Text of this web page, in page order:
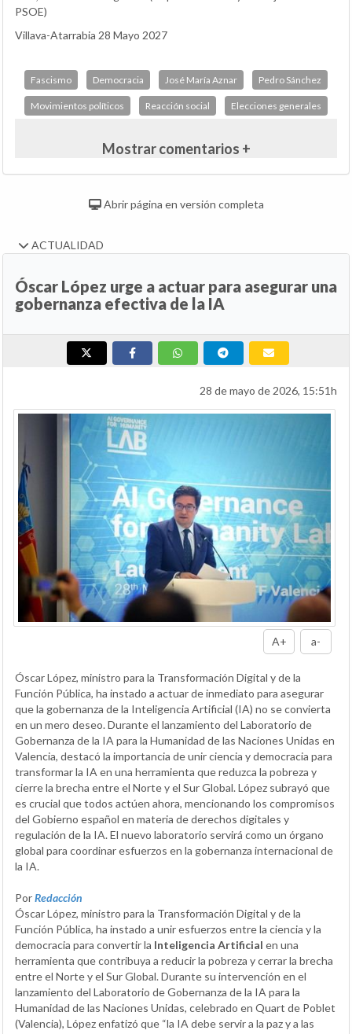
PSOE)
Villava-Atarrabia 28 Mayo 2027
Fascismo Democracia José María Aznar Pedro Sánchez
Movimientos políticos Reacción social Elecciones generales
Mostrar comentarios +
Abrir página en versión completa
ACTUALIDAD
Óscar López urge a actuar para asegurar una
gobernanza efectiva de la IA
28 de mayo de 2026, 15:51h
A+ a-
Óscar López, ministro para la Transformación Digital y de la
Función Pública, ha instado a actuar de inmediato para asegurar
que la gobernanza de la Inteligencia Artificial (IA) no se convierta
en un mero deseo. Durante el lanzamiento del Laboratorio de
Gobernanza de la IA para la Humanidad de las Naciones Unidas en
Valencia, destacó la importancia de unir ciencia y democracia para
transformar la IA en una herramienta que reduzca la pobreza y
cierre la brecha entre el Norte y el Sur Global. López subrayó que
es crucial que todos actúen ahora, mencionando los compromisos
del Gobierno español en materia de derechos digitales y
regulación de la IA. El nuevo laboratorio servirá como un órgano
global para coordinar esfuerzos en la gobernanza internacional de
la IA.
PorRedacción
Óscar López, ministro para la Transformación Digital y de la
Función Pública, ha instado a unir esfuerzos entre la ciencia y la
democracia para convertir la Inteligencia Artificial en una
herramienta que contribuya a reducir la pobreza y cerrar la brecha
entre el Norte y el Sur Global. Durante su intervención en el
lanzamiento del Laboratorio de Gobernanza de la IA para la
Humanidad de las Naciones Unidas, celebrado en Quart de Poblet
(Valencia), López enfatizó que “la IA debe servir a la paz y a las